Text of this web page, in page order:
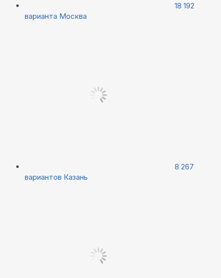
18 192
варианта Москва
8 267
вариантов Казань